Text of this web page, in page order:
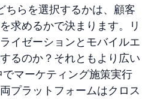
らを選択するかは、顧客
求めるかで決まります。リ
イゼーションとモバイルエ
るのか？それともより広い
マーケティング施策実行
プラットフォームはクロス